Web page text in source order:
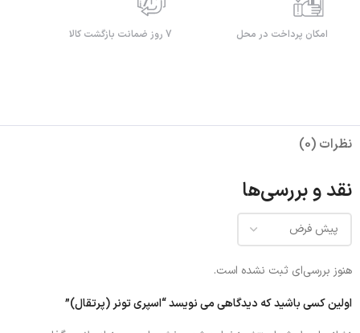
امکان پرداخت در محل 7 روز ضمانت بازگشت کالا
نظرات (0)
نقد و بررسی‌ها
هنوز بررسی‌ای ثبت نشده است.
اولین کسی باشید که دیدگاهی می نویسد “اسپری تونر (پرتقال)”